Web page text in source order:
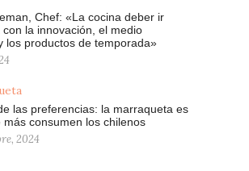
Chef: «La cocina deber ir
la innovación, el medio
los productos de temporada»
las preferencias: la marraqueta es
más consumen los chilenos
2024